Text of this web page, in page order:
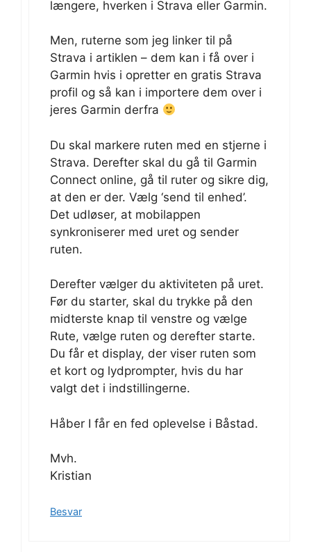
længere, hverken i Strava eller Garmin.
Men, ruterne som jeg linker til på
Strava i artiklen – dem kan i få over i
Garmin hvis i opretter en gratis Strava
profil og så kan i importere dem over i
jeres Garmin derfra
Du skal markere ruten med en stjerne i
Strava. Derefter skal du gå til Garmin
Connect online, gå til ruter og sikre dig,
at den er der. Vælg ‘send til enhed’.
Det udløser, at mobilappen
synkroniserer med uret og sender
ruten.
Derefter vælger du aktiviteten på uret.
Før du starter, skal du trykke på den
midterste knap til venstre og vælge
Rute, vælge ruten og derefter starte.
Du får et display, der viser ruten som
et kort og lydprompter, hvis du har
valgt det i indstillingerne.
Håber I får en fed oplevelse i Båstad.
Mvh.
Kristian
Besvar